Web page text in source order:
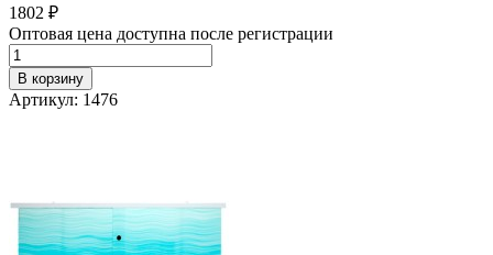
1802 ₽
Оптовая цена доступна после регистрации
В корзину
Артикул: 1476